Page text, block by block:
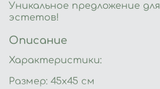
Уникальное предложение
эстетов!
Описание
Характеристики:
Размер: 45х45 см